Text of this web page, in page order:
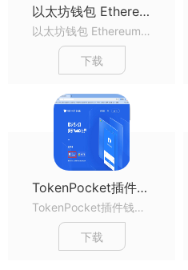
以太坊钱包 Ethereum-Wallet的安装和使用
以太坊钱包 Ethereum-Wallet的安装和使用以太坊钱包 Ethereum-Wallet的安装和使用以太坊钱包 Ethereum-Wallet的安装和使用...
下载
TokenPocket插件钱包安装教程
TokenPocket插件钱包安装教程TokenPocket插件钱包安装教程TokenPocket插件钱包安装教程...
下载